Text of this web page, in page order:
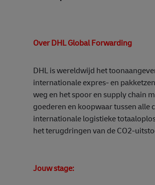
Over DHL Global Forwarding
DHL is wereldwijd het
internationale expres- en
weg en het spoor en supply chain
goederen en koopwaar tussen alle
internationale logistieke
het terugdringen van de CO2-
Jouw stage: